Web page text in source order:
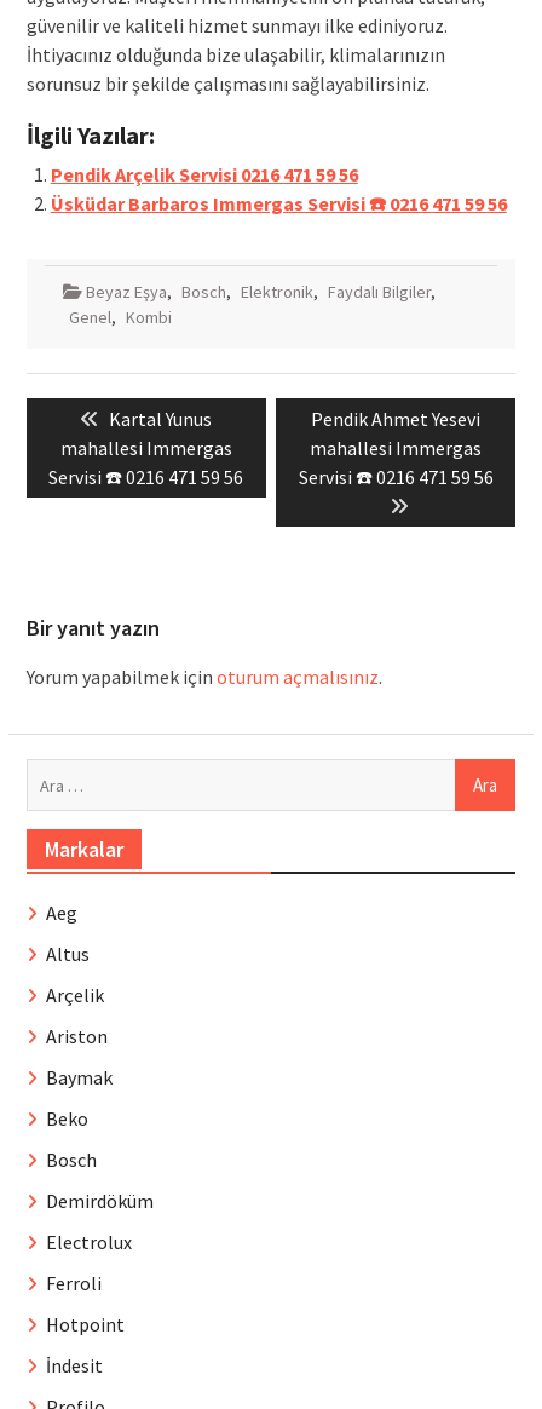
güvenilir ve kaliteli hizmet sunmayı ilke ediniyoruz.
İhtiyacınız olduğunda bize ulaşabilir, klimalarınızın
sorunsuz bir şekilde çalışmasını sağlayabilirsiniz.
İlgili Yazılar:
Pendik Arçelik Servisi 0216 471 59 56
Üsküdar Barbaros Immergas Servisi ☎️ 0216 471 59 56
Beyaz Eşya, Bosch, Elektronik, Faydalı Bilgiler,
Genel, Kombi
Yazı
gezinmesiPrevious
post:
Kartal Yunus
mahallesi Immergas
Servisi ☎️ 0216 471 59 56
Next
post:
Pendik Ahmet Yesevi
mahallesi Immergas
Servisi ☎️ 0216 471 59 56
Bir yanıt yazın
Yorum yapabilmek için oturum açmalısınız.
Markalar
Aeg
Altus
Arçelik
Ariston
Baymak
Beko
Bosch
Demirdöküm
Electrolux
Ferroli
Hotpoint
İndesit